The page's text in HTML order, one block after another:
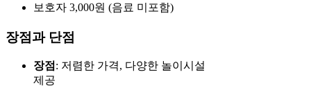
보호자 3,000원 (음료 미포함)
장점과 단점
장점 : 저렴한 가격, 다양한 놀이시설
제공